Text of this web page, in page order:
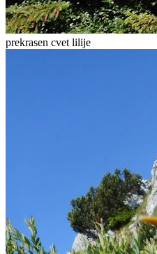
prekrasen cvet lilije